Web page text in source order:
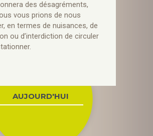
des désagréments,
vous prions de nous
en termes de nuisances, de
ou d’interdiction de circuler
AUJOURD'HUI